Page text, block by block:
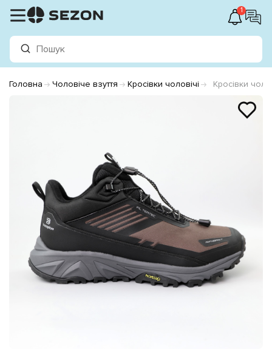
1
Головна Чоловіче взуття Кросівки чоловічі Кросівки